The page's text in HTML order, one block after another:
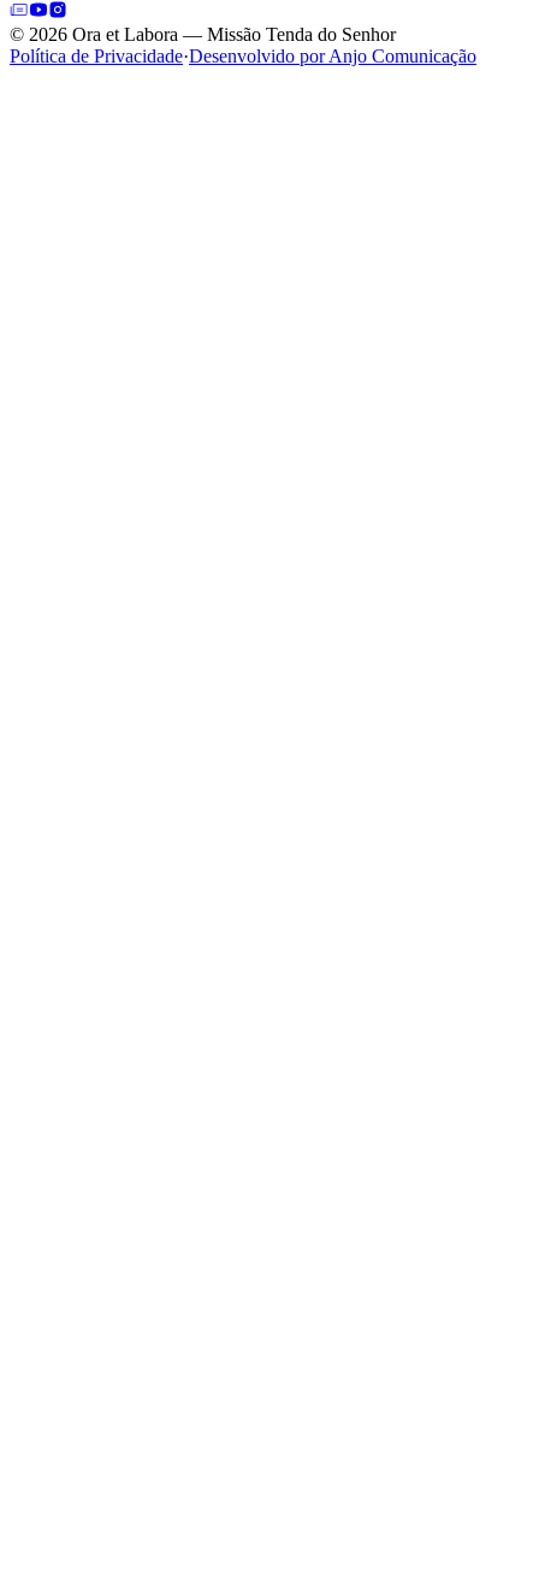
© 2026 Ora et Labora — Missão Tenda do Senhor
Política de Privacidade·Desenvolvido por Anjo Comunicação